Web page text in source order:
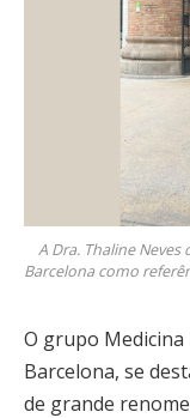
A Dra. Thaline Neves
Barcelona como
O grupo Medicina
Barcelona, se
de grande